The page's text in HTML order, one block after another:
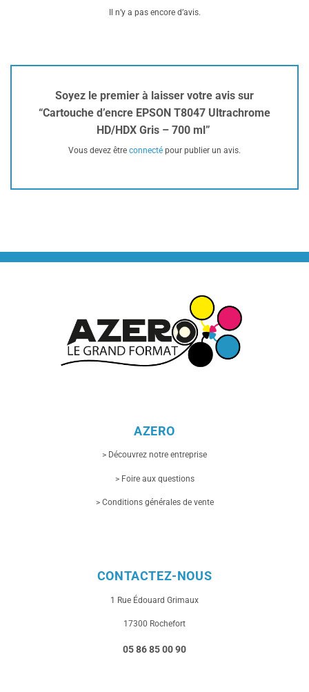
Il n’y a pas encore d’avis.
Soyez le premier à laisser votre avis sur
“Cartouche d’encre EPSON T8047 Ultrachrome
HD/HDX Gris – 700 ml”
Vous devez être connecté pour publier un avis.
AZERO
> Découvrez notre entreprise
> Foire aux questions
> Conditions générales de vente
CONTACTEZ-NOUS
1 Rue Édouard Grimaux
17300 Rochefort
05 86 85 00 90